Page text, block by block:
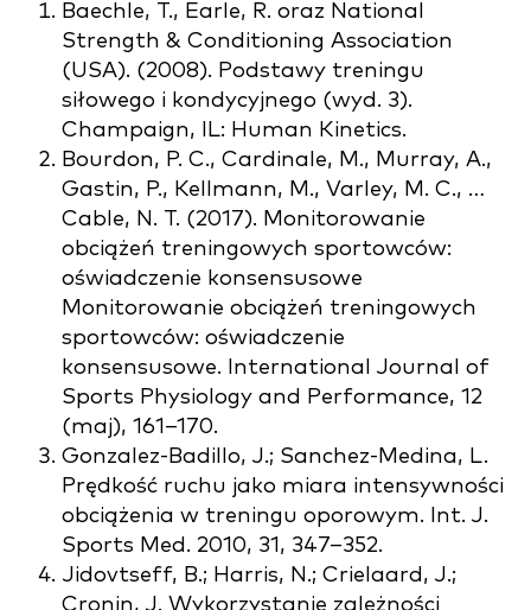
Baechle, T., Earle, R. oraz National
Strength & Conditioning Association
(USA). (2008). Podstawy treningu
siłowego i kondycyjnego (wyd. 3).
Champaign, IL: Human Kinetics.
Bourdon, P. C., Cardinale, M., Murray, A.,
Gastin, P., Kellmann, M., Varley, M. C., …
Cable, N. T. (2017). Monitorowanie
obciążeń treningowych sportowców:
oświadczenie konsensusowe
Monitorowanie obciążeń treningowych
sportowców: oświadczenie
konsensusowe. International Journal of
Sports Physiology and Performance, 12
(maj), 161–170.
Gonzalez-Badillo, J.; Sanchez-Medina, L.
Prędkość ruchu jako miara intensywności
obciążenia w treningu oporowym. Int. J.
Sports Med. 2010, 31, 347–352.
Jidovtseff, B.; Harris, N.; Crielaard, J.;
Cronin, J. Wykorzystanie zależności